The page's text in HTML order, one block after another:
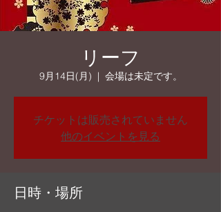
リーフ
9月14日(月)
  |
会場は未定です。
チケットは販売されていません
他のイベントを見る
日時・場所